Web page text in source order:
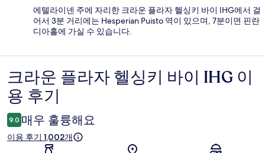
에텔라이넨 주에 자리한 크라운 플라자 헬싱키 바이 IHG에서 걸
어서 3분 거리에는 Hesperian Puisto 역이 있으며, 7분이면 핀란
디아홀에 가실 수 있습니다.
이
용
후
기
크라운 플라자 헬싱키 바이 IHG 이
용 후기
9.0 매우 훌륭해요
이용 후기 1,002개